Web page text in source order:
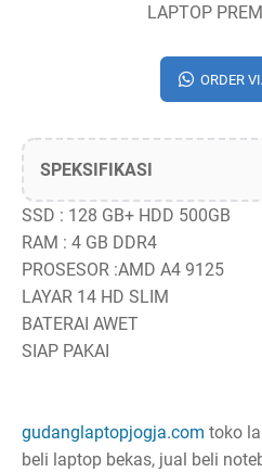
LAPTOP
ORDER
SPEKSIFIKASI
SSD : 128 GB+ HDD 500GB
RAM : 4 GB DDR4
PROSESOR :AMD A4 9125
LAYAR 14 HD SLIM
BATERAI AWET
SIAP PAKAI
gudanglaptopjogja.com toko
beli laptop bekas, jual beli